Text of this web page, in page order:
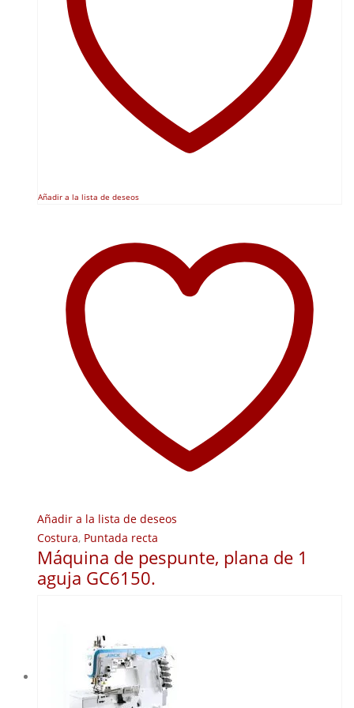
Añadir a la lista de deseos
Añadir a la lista de deseos
Costura, Puntada recta
Máquina de pespunte, plana de 1
aguja GC6150.